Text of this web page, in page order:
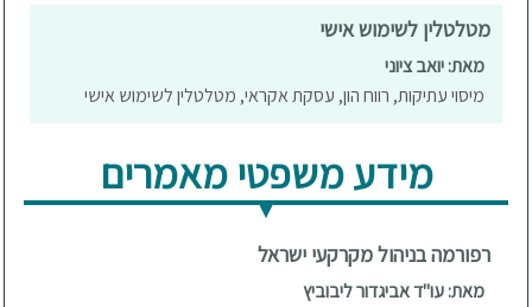
מטלטלין לשימוש אישי
מאת: יואב ציוני
מיסוי עתיקות, רווח הון, עסקת אקראי, מטלטלין לשימוש אישי
מידע משפטי מאמרים
רפורמה בניהול מקרקעי ישראל
מאת: עו"ד אביגדור ליבוביץ